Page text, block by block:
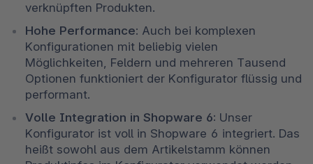
verknüpften Produkten.
Hohe Performance: Auch bei komplexen
Konfigurationen mit beliebig vielen
Möglichkeiten, Feldern und mehreren Tausend
Optionen funktioniert der Konfigurator flüssig und
performant.
Volle Integration in Shopware 6: Unser
Konfigurator ist voll in Shopware 6 integriert. Das
heißt sowohl aus dem Artikelstamm können